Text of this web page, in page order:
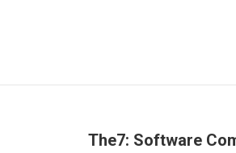
The7: Software